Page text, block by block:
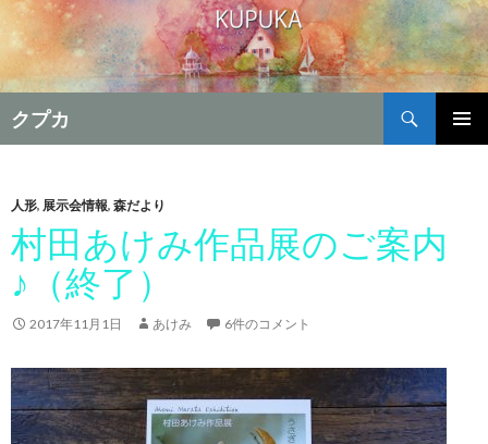
クプカ
索
ン
ツ
へ
移
動
人形, 展示会情報, 森だより
村田あけみ作品展のご案内
♪（終了）
2017年11月1日 あけみ 6件のコメント